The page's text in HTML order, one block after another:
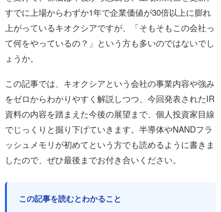
すでに上場からわずか1年で企業価値が30倍以上に膨れ
上がっているキオクシアですが、「そもそもこの会社っ
て何をやっているの？」という方も多いのではないでし
ょうか。
この記事では、キオクシアという会社の事業内容や強み
をゼロからわかりやすく解説しつつ、今回発表されたIR
資料の内容を踏まえた今後の展望まで、個人投資家目線
でじっくりと掘り下げていきます。半導体やNANDフラ
ッシュメモリが初めてという方でも読めるように書きま
したので、ぜひ最後までお付き合いください。
この記事を読むとわかること